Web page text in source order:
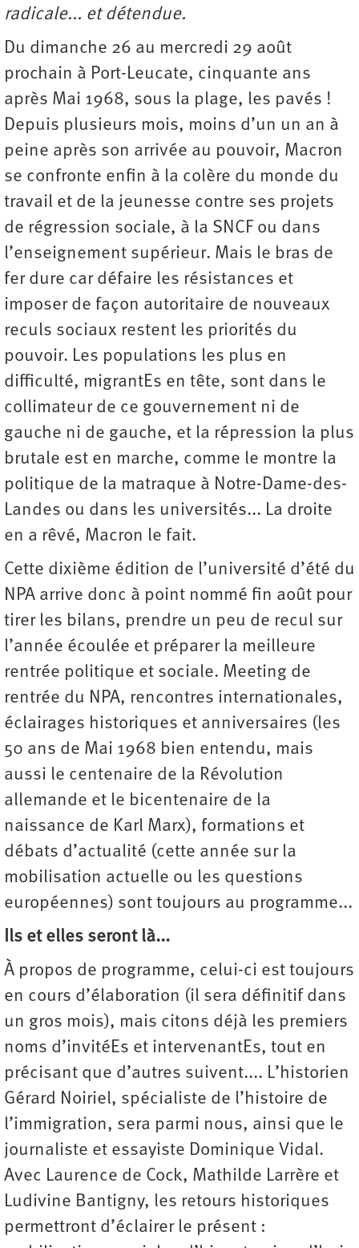
radicale... et détendue.
Du dimanche 26 au mercredi 29 août
prochain à Port-Leucate, cinquante ans
après Mai 1968, sous la plage, les pavés !
Depuis plusieurs mois, moins d’un un an à
peine après son arrivée au pouvoir, Macron
se confronte enfin à la colère du monde du
travail et de la jeunesse contre ses projets
de régression sociale, à la SNCF ou dans
l’enseignement supérieur. Mais le bras de
fer dure car défaire les résistances et
imposer de façon autoritaire de nouveaux
reculs sociaux restent les priorités du
pouvoir. Les populations les plus en
difficulté, migrantEs en tête, sont dans le
collimateur de ce gouvernement ni de
gauche ni de gauche, et la répression la plus
brutale est en marche, comme le montre la
politique de la matraque à Notre-Dame-des-
Landes ou dans les universités... La droite
en a rêvé, Macron le fait.
Cette dixième édition de l’université d’été du
NPA arrive donc à point nommé fin août pour
tirer les bilans, prendre un peu de recul sur
l’année écoulée et préparer la meilleure
rentrée politique et sociale. Meeting de
rentrée du NPA, rencontres internationales,
éclairages historiques et anniversaires (les
50 ans de Mai 1968 bien entendu, mais
aussi le centenaire de la Révolution
allemande et le bicentenaire de la
naissance de Karl Marx), formations et
débats d’actualité (cette année sur la
mobilisation actuelle ou les questions
européennes) sont toujours au programme...
Ils et elles seront là...
À propos de programme, celui-ci est toujours
en cours d’élaboration (il sera définitif dans
un gros mois), mais citons déjà les premiers
noms d’invitéEs et intervenantEs, tout en
précisant que d’autres suivent.... L’historien
Gérard Noiriel, spécialiste de l’histoire de
l’immigration, sera parmi nous, ainsi que le
journaliste et essayiste Dominique Vidal.
Avec Laurence de Cock, Mathilde Larrère et
Ludivine Bantigny, les retours historiques
permettront d’éclairer le présent :